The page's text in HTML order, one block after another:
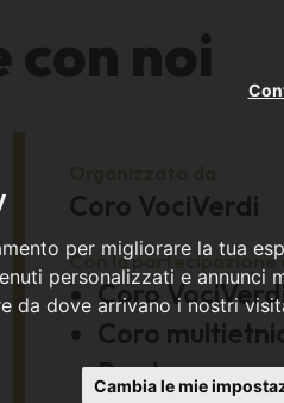
per migliorare la tua
personalizzati e annunci
da dove arrivano i nostri
Cambia le mie
noi
Coro VociVerdi
Con la partecipazione
Coro
Coro
Pordenone